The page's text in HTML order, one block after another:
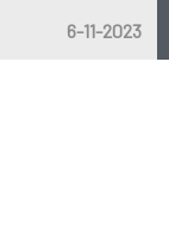
6-11-2023